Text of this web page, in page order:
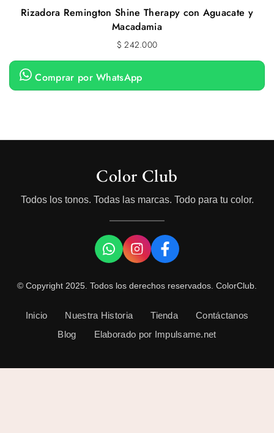
Rizadora Remington Shine Therapy con Aguacate y
Macadamia
$ 242.000
Comprar por WhatsApp
Color Club
Todos los tonos. Todas las marcas. Todo para tu color.
© Copyright 2025. Todos los derechos reservados. ColorClub.
Inicio Nuestra Historia Tienda
Contáctanos
Blog
Elaborado por Impulsame.net